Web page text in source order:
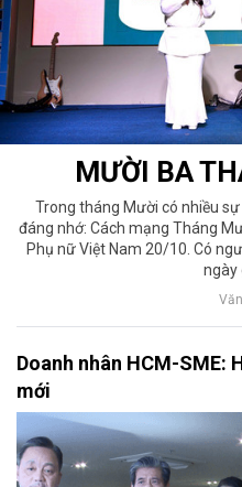
MƯỜI BA
Trong tháng Mười có nhiều
đáng nhớ: Cách mạng Tháng
Phụ nữ Việt Nam 20/10. Có
ngày
Doanh nhân HCM-SME:
mới